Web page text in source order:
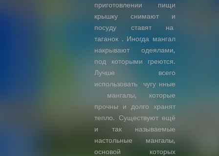
приготовлении пищи
крышку снимают и
посуду ставят на
таганок . Иногда мангал
накрывают одеялами,
под которыми греются.
Лучше всего
использовать чугу нные
мангалы, которые
прочны и долго хранят
тепло. Существуют ещё
и так называемые
настольные мангалы,
основой которых